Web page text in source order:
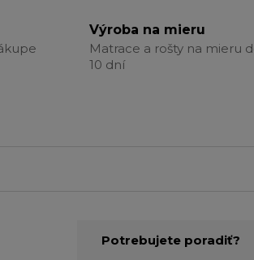
Výroba na mieru
Matrace a rošty na mieru
10 dní
Potrebujete poradiť?